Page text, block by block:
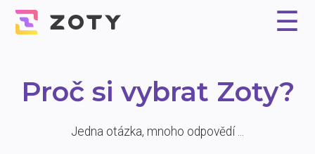
☰
Proč si vybrat Zoty?
Jedna otázka, mnoho odpovědí ...